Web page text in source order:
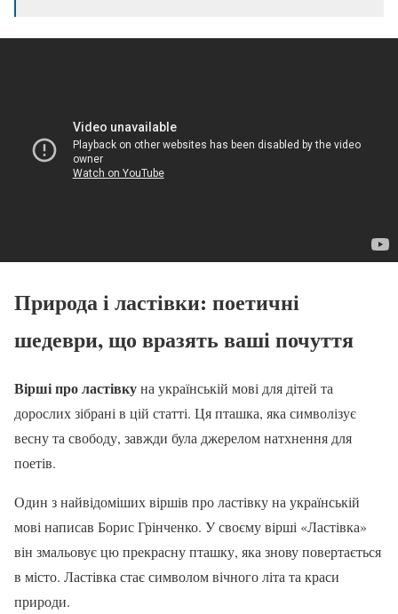
Природа і ластівки: поетичні
шедеври, що вразять ваші почуття
Вірші про ластівкуна українській мові для дітей та
дорослих зібрані в цій статті. Ця пташка, яка символізує
весну та свободу, завжди була джерелом натхнення для
поетів.
Один з найвідоміших віршів про ластівку на українській
мові написав Борис Грінченко. У своєму вірші «Ластівка»
він змальовує цю прекрасну пташку, яка знову повертається
в місто. Ластівка стає символом вічного літа та краси
природи.